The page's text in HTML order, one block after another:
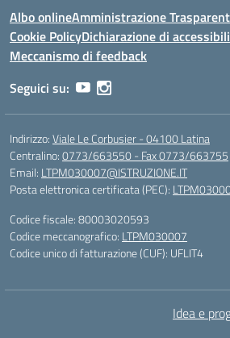
Albo onlineAmministrazione
Cookie PolicyDichiarazione di
Meccanismo di feedback
Seguici su:
Indirizzo:Viale Le Corbusier - 04100 Latina
Centralino:0773/663550 - Fax 0773/663755
Email: LTPM030007@ISTRUZIONE.IT
Posta elettronica certificata (PEC):
Codice fiscale: 80003020593
Codice meccanografico: LTPM030007
Codice unico di fatturazione (CUF): UFLIT4
Idea e